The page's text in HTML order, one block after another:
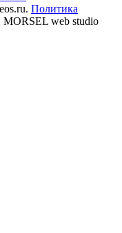
Политика
MORSEL web studio